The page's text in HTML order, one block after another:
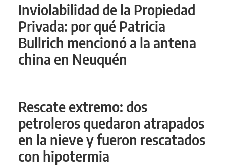
Inviolabilidad de la Propiedad
Privada: por qué Patricia
Bullrich mencionó a la antena
china en Neuquén
Rescate extremo: dos
petroleros quedaron atrapados
en la nieve y fueron rescatados
con hipotermia